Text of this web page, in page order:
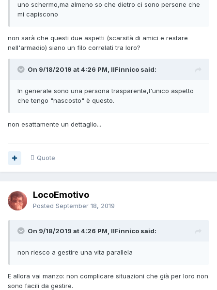
uno schermo,ma almeno so che dietro ci sono persone che
mi capiscono
non sarà che questi due aspetti (scarsità di amici e restare
nell'armadio) siano un filo correlati tra loro?
On 9/18/2019 at 4:26 PM, IlFinnico said:
In generale sono una persona trasparente,l'unico aspetto
che tengo "nascosto" è questo.
non esattamente un dettaglio...
Quote
LocoEmotivo
Posted September 18, 2019
On 9/18/2019 at 4:26 PM, IlFinnico said:
non riesco a gestire una vita parallela
E allora vai manzo: non complicare situazioni che già per loro non
sono facili da gestire.